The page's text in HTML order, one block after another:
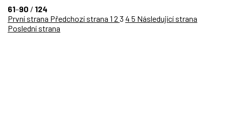
61–90 / 124
První strana Předchozí strana 1 2 3 4 5 Následující strana
Poslední strana